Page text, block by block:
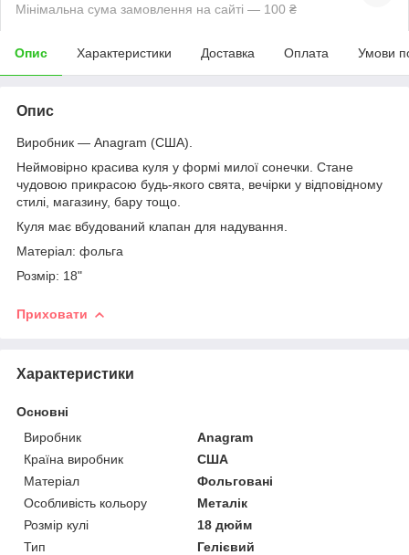
Мінімальна сума замовлення на сайті — 100 ₴
Опис Характеристики Доставка Оплата Умови
Опис
Виробник — Anagram (США).
Неймовірно красива куля у формі милої сонечки. Стане
чудовою прикрасою будь-якого свята, вечірки у відповідному
стилі, магазину, бару тощо.
Куля має вбудований клапан для надування.
Матеріал: фольга
Розмір: 18"
Приховати
Характеристики
Основні
Виробник
Anagram
Країна виробник
США
Матеріал
Фольговані
Особливість кольору
Металік
Розмір кулі
18 дюйм
Тип
Гелієвий